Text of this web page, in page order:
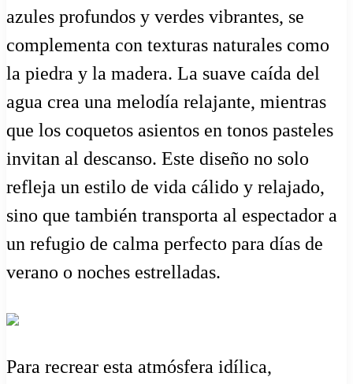
azules profundos y verdes vibrantes, se
complementa con texturas naturales como
la piedra y la madera. La suave caída del
agua crea una melodía relajante, mientras
que los coquetos asientos en tonos pasteles
invitan al descanso. Este diseño no solo
refleja un estilo de vida cálido y relajado,
sino que también transporta al espectador a
un refugio de calma perfecto para días de
verano o noches estrelladas.
Para recrear esta atmósfera idílica,